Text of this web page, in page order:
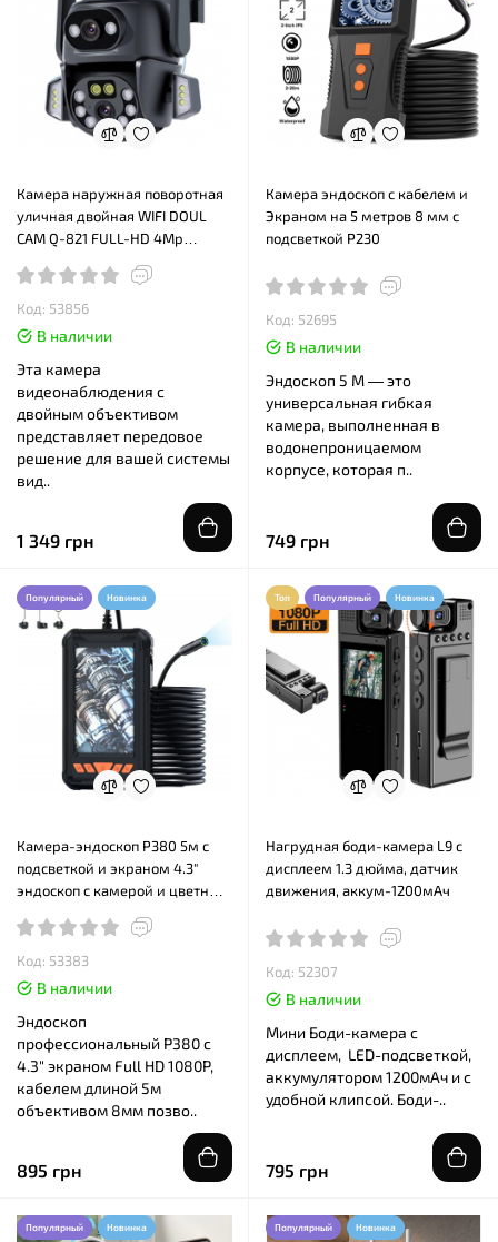
Камера наружная поворотная
уличная двойная WIFI DOUL
CAM Q-821 FULL-HD 4Mp
Код: 53856
В наличии
Эта камера
видеонаблюдения с
двойным объективом
представляет передовое
решение для вашей системы
вид..
1 349 грн
Камера эндоскоп с кабелем и
Экраном на 5 метров 8 мм с
подсветкой P230
Код: 52695
В наличии
Эндоскоп 5 M — это
универсальная гибкая
камера, выполненная в
водонепроницаемом
корпусе, которая п..
749 грн
Популярный Новинка
Камера-эндоскоп P380 5м с
подсветкой и экраном 4.3"
эндоскоп с камерой и цветным
Код: 53383
В наличии
Эндоскоп
профессиональный P380 с
4.3" экраном Full HD 1080P,
кабелем длиной 5м
объективом 8мм позво..
895 грн
Топ Популярный Новинка
Нагрудная боди-камера L9 с
дисплеем 1.3 дюйма, датчик
движения, аккум-1200мАч
Код: 52307
В наличии
Мини Боди-камера с
дисплеем, LED-подсветкой,
аккумулятором 1200мАч и с
удобной клипсой. Боди-..
795 грн
Популярный Новинка Популярный Новинка